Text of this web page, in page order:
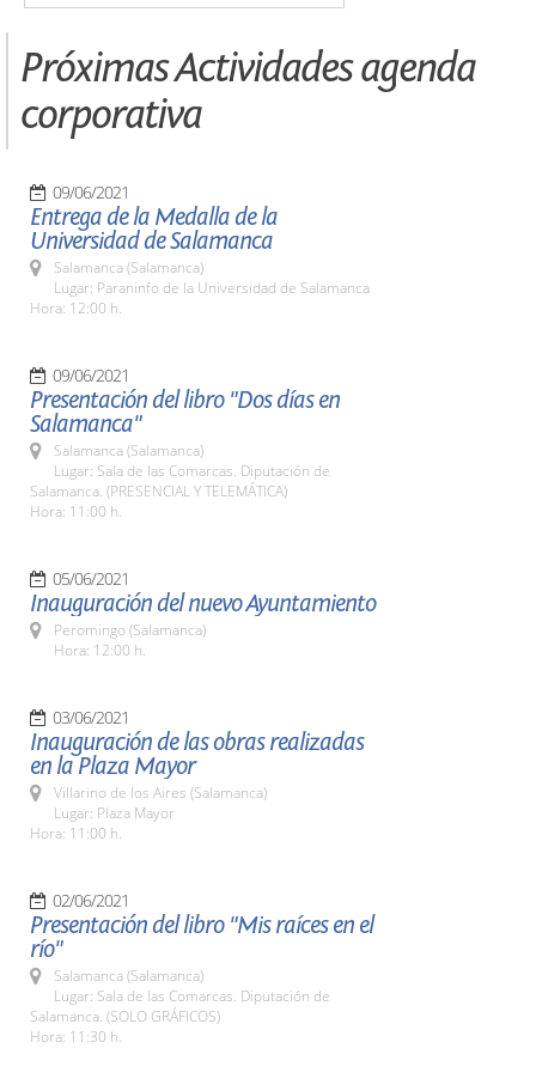
Próximas Actividades agenda
corporativa
09/06/2021
Entrega de la Medalla de la
Universidad de Salamanca
Salamanca (Salamanca)
Lugar: Paraninfo de la Universidad de Salamanca
Hora: 12:00 h.
09/06/2021
Presentación del libro "Dos días en
Salamanca"
Salamanca (Salamanca)
Lugar: Sala de las Comarcas. Diputación de
Salamanca. (PRESENCIAL Y TELEMÁTICA)
Hora: 11:00 h.
05/06/2021
Inauguración del nuevo Ayuntamiento
Peromingo (Salamanca)
Hora: 12:00 h.
03/06/2021
Inauguración de las obras realizadas
en la Plaza Mayor
Villarino de los Aires (Salamanca)
Lugar: Plaza Mayor
Hora: 11:00 h.
02/06/2021
Presentación del libro "Mis raíces en el
río"
Salamanca (Salamanca)
Lugar: Sala de las Comarcas. Diputación de
Salamanca. (SOLO GRÁFICOS)
Hora: 11:30 h.